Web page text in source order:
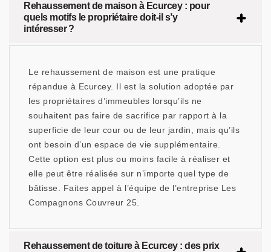
Rehaussement de maison à Ecurcey : pour
quels motifs le propriétaire doit-il s’y
intéresser ?
Le rehaussement de maison est une pratique
répandue à Ecurcey. Il est la solution adoptée par
les propriétaires d’immeubles lorsqu’ils ne
souhaitent pas faire de sacrifice par rapport à la
superficie de leur cour ou de leur jardin, mais qu’ils
ont besoin d’un espace de vie supplémentaire.
Cette option est plus ou moins facile à réaliser et
elle peut être réalisée sur n’importe quel type de
bâtisse. Faites appel à l’équipe de l’entreprise Les
Compagnons Couvreur 25.
Rehaussement de toiture à Ecurcey : des prix